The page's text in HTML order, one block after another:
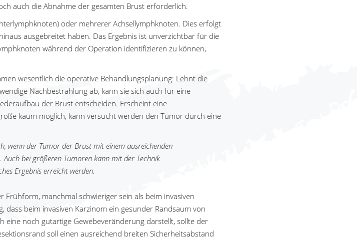
auch die Abnahme der gesamten Brust erforderlich.
oder mehrerer Achsellymphknoten. Dies erfolgt
ausgebreitet haben. Das Ergebnis ist unverzichtbar für die
während der Operation identifizieren zu können,
wesentlich die operative Behandlungsplanung: Lehnt die
Nachbestrahlung ab, kann sie sich auch für eine
der Brust entscheiden. Erscheint eine
kaum möglich, kann versucht werden den Tumor durch eine
wenn der Tumor der Brust mit einem ausreichenden
bei größeren Tumoren kann mit der Technik
Ergebnis erreicht werden.
Frühform, manchmal schwieriger sein als beim invasiven
beim invasiven Karzinom ein gesunder Randsaum von
eine noch gutartige Gewebeveränderung darstellt, sollte der
soll einen ausreichend breiten Sicherheitsabstand